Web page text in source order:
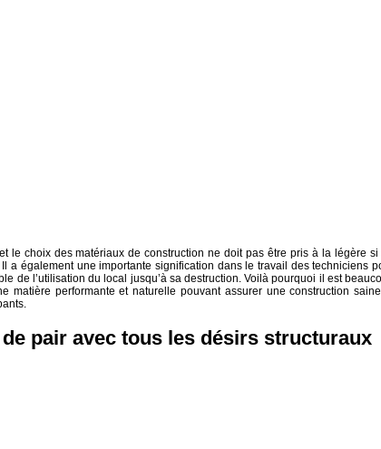
le choix des matériaux de construction ne doit pas être pris à la légère si
a également une importante signification dans le travail des techniciens
de l’utilisation du local jusqu’à sa destruction. Voilà pourquoi il est
matière performante et naturelle pouvant assurer une construction
pair avec tous les désirs structuraux